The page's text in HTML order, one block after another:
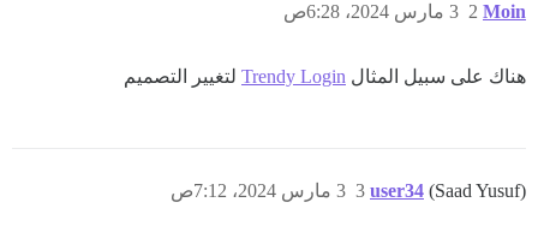
Moin 3 مارس 2024، 6:28ص 2
هناك على سبيل المثال Trendy Login لتغيير التصميم
user34 (Saad Yusuf) 3 مارس 2024، 7:12ص 3